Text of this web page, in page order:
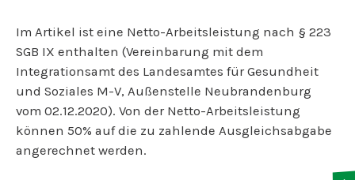
Im Artikel ist eine Netto-Arbeitsleistung nach § 223
SGB IX enthalten (Vereinbarung mit dem
Integrationsamt des Landesamtes für Gesundheit
und Soziales M-V, Außenstelle Neubrandenburg
vom 02.12.2020). Von der Netto-Arbeitsleistung
können 50% auf die zu zahlende Ausgleichsabgabe
angerechnet werden.